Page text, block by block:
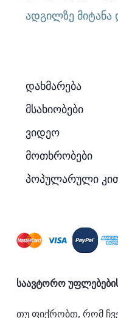
ადგილზე მიტანა
დახმარება
მსახიობები
ვიდეო
მოთხრობები
პოპულარული
საავტორო
თუ ფიქრობთ, რომ